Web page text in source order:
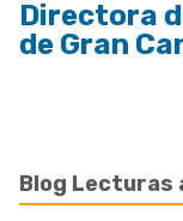
Blog Lecturas
Directora
de Gran